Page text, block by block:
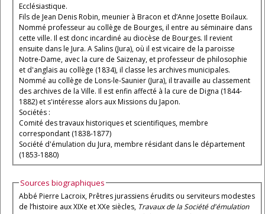
Ecclésiastique.
Fils de Jean Denis Robin, meunier à Bracon et d’Anne Josette Boilaux.
Nommé professeur au collège de Bourges, il entre au séminaire dans
cette ville. Il est donc incardiné au diocèse de Bourges. Il revient
ensuite dans le Jura. A Salins (Jura), où il est vicaire de la paroisse
Notre-Dame, avec la cure de Saizenay, et professeur de philosophie
et d'anglais au collège (1834), il classe les archives municipales.
Nommé au collège de Lons-le-Saunier (Jura), il travaille au classement
des archives de la Ville. Il est enfin affecté à la cure de Digna (1844-
1882) et s'intéresse alors aux Missions du Japon.
Sociétés :
Comité des travaux historiques et scientifiques, membre
correspondant (1838-1877)
Société d'émulation du Jura, membre résidant dans le département
(1853-1880)
Sources biographiques
Abbé Pierre Lacroix, Prêtres jurassiens érudits ou serviteurs modestes
de l’histoire aux XIXe et XXe siècles, Travaux de la Société d'émulation